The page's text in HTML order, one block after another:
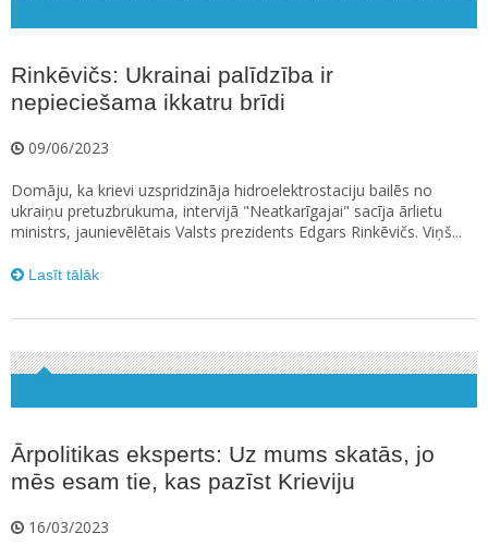
Rinkēvičs: Ukrainai palīdzība ir
nepieciešama ikkatru brīdi
09/06/2023
Domāju, ka krievi uzspridzināja hidroelektrostaciju bailēs no
ukraiņu pretuzbrukuma, intervijā "Neatkarīgajai" sacīja ārlietu
ministrs, jaunievēlētais Valsts prezidents Edgars Rinkēvičs. Viņš...
Lasīt tālāk
Ārpolitikas eksperts: Uz mums skatās, jo
mēs esam tie, kas pazīst Krieviju
16/03/2023